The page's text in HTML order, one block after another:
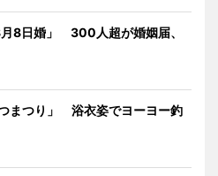
8日婚」 300人超が婚姻届、
まつり」 浴衣姿でヨーヨー釣